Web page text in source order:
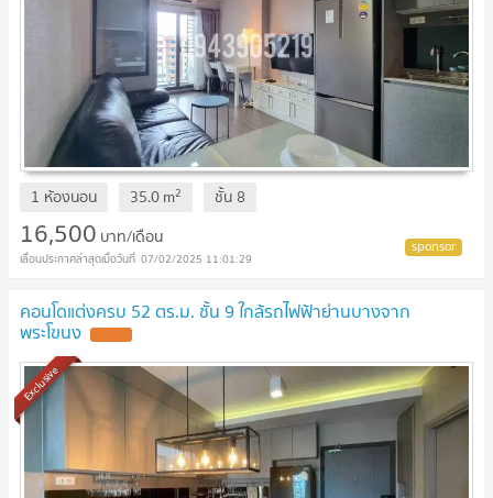
1 ห้องนอน 35.0m2 ชั้น 8
16,500 บาท/เดือน
07/02/2025 11:01:29
คอนโดแต่งครบ 52 ตร.ม. ชั้น 9 ใกล้รถไฟฟ้าย่านบางจาก
พระโขนง
Exclusive